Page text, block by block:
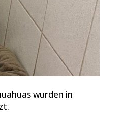
wurden in